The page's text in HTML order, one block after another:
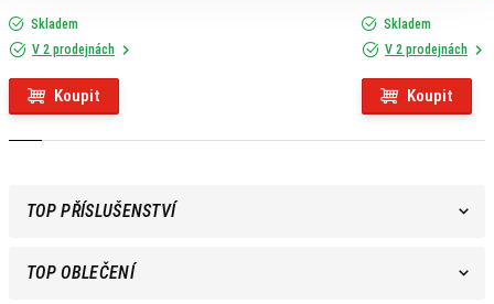
Skladem
V 2 prodejnách
Koupit
Skladem
V 2 prodejnách
Koupit
TOP PŘÍSLUŠENSTVÍ
TOP OBLEČENÍ